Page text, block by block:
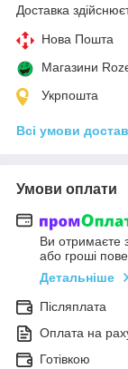
Доставка
Нова Пошта
Магазини
Укрпошта
Всі умови
Умови оплати
Ви отримаєте
або гроші
Детальніше
Післяплата
Оплата на
Готівкою